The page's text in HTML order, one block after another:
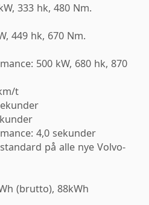
333 hk, 480 Nm.
449 hk, 670 Nm.
500 kW, 680 hk, 870
t
4,0 sekunder
på alle nye Volvo-
(brutto), 88kWh